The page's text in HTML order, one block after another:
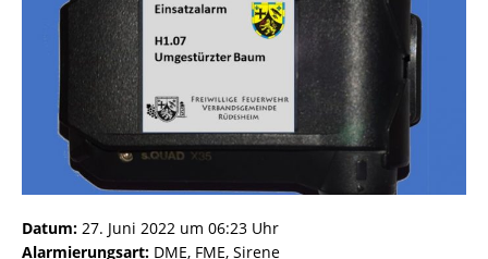
Datum: 27. Juni 2022 um 06:23 Uhr
Alarmierungsart: DME, FME, Sirene